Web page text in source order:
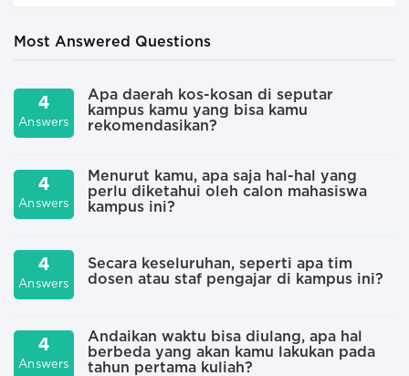
Most Answered Questions
4
Answers
Apa daerah kos-kosan di seputar
kampus kamu yang bisa kamu
rekomendasikan?
4
Answers
Menurut kamu, apa saja hal-hal yang
perlu diketahui oleh calon mahasiswa
kampus ini?
4
Answers
Secara keseluruhan, seperti apa tim
dosen atau staf pengajar di kampus ini?
4
Answers
Andaikan waktu bisa diulang, apa hal
berbeda yang akan kamu lakukan pada
tahun pertama kuliah?